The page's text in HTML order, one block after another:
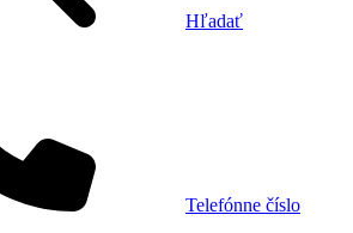
Hľadať
Telefónne číslo